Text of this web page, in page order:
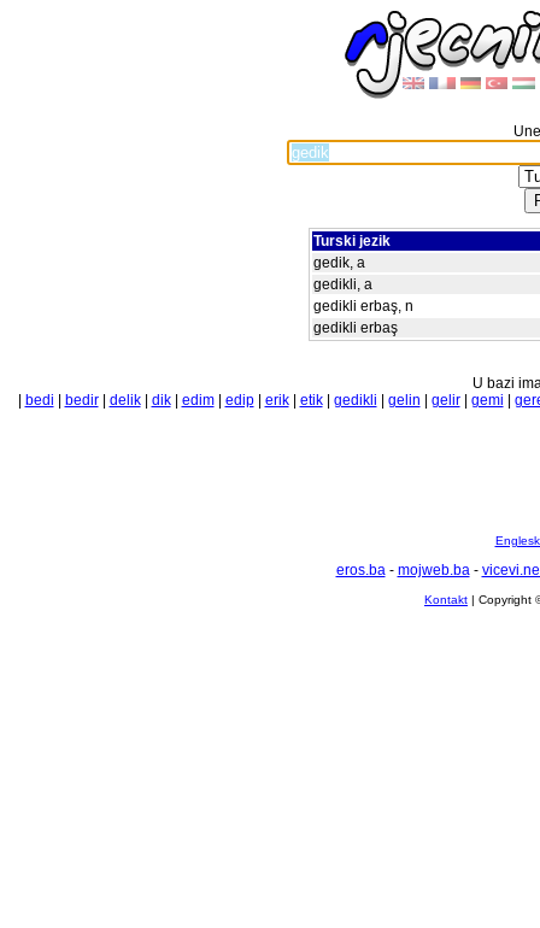
Turski jezik
gedik, a
gedikli, a
gedikli erbaş, n
gedikli erbaş
U bazi
bedi bedir| delik| dik| edim| edip| erik| etik| gedikli gelin gelir| gemi
eros.ba- mojweb.ba-
Kontakt | Copyright